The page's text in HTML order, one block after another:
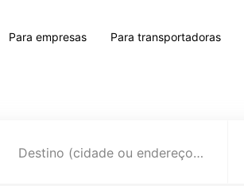
Para empresas Para transportadoras
Destino (cidade ou endereço)